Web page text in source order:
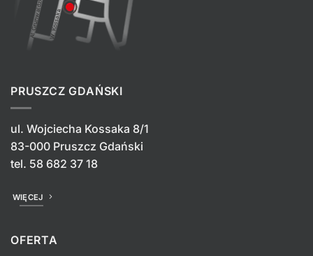
PRUSZCZ GDAŃSKI
ul. Wojciecha Kossaka 8/1
83-000 Pruszcz Gdański
tel. 58 682 37 18
WIĘCEJ
OFERTA